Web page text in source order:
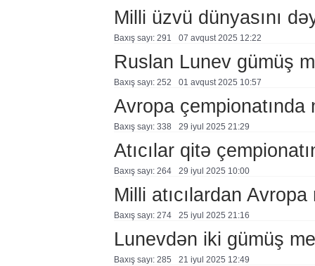
Milli üzvü dünyasını
Baxış sayı: 291 07 avqust 2025 12:22
Ruslan Lunev gümüş
Baxış sayı: 252 01 avqust 2025 10:57
Avropa
Baxış sayı: 338 29 i̇yul 2025 21:29
Atıcılar qitə
Baxış sayı: 264 29 i̇yul 2025 10:00
Milli atıcılardan
Baxış sayı: 274 25 i̇yul 2025 21:16
Lunevdən iki gümüş
Baxış sayı: 285 21 i̇yul 2025 12:49